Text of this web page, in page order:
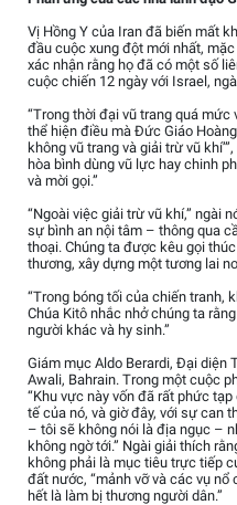
Vị Hồng Y của Iran đã biến mất
đầu cuộc xung đột mới nhất,
xác nhận rằng họ đã có một số
cuộc chiến 12 ngày với Israel,
“Trong thời đại vũ trang quá mức
thể hiện điều mà Đức Giáo
không vũ trang và giải trừ vũ
hòa bình dùng vũ lực hay chinh
và mời gọi.”
“Ngoài việc giải trừ vũ khí,” ngài
sự bình an nội tâm – thông qua
thoại. Chúng ta được kêu gọi
thương, xây dựng một tương lai
“Trong bóng tối của chiến tranh,
Chúa Kitô nhắc nhở chúng ta
người khác và hy sinh.”
Giám mục Aldo Berardi, Đại diện
Awali, Bahrain. Trong một cuộc
“Khu vực này vốn đã rất phức
tế của nó, và giờ đây, với sự can
– tôi sẽ không nói là địa ngục –
không ngờ tới.” Ngài giải thích
không phải là mục tiêu trực tiếp
đất nước, “mảnh vỡ và các vụ
hết là làm bị thương người dân.”